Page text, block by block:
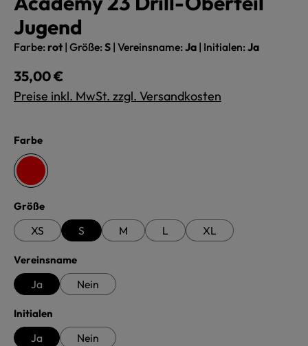
Jugend
Farbe: rot | Größe: S | Vereinsname: Ja | Initialen: Ja
Regulärer Preis:
35,00 €
Preise inkl. MwSt. zzgl. Versandkosten
Farbeauswählen
rot
Größeauswählen
XS S M L XL
Vereinsnameauswählen
Ja Nein
Initialen
Ja Nein